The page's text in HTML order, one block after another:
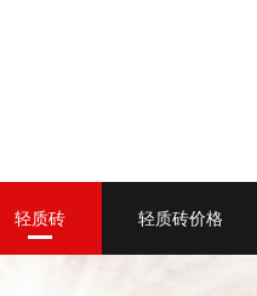
轻质砖 轻质砖价格